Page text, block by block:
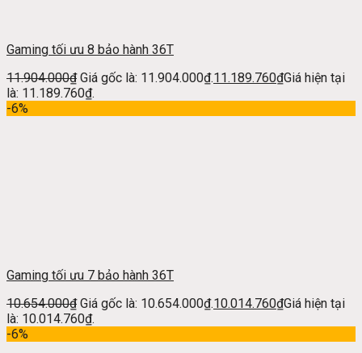
Gaming tối ưu 8 bảo hành 36T
11.904.000₫ Giá gốc là: 11.904.000₫.11.189.760₫Giá hiện tại
là: 11.189.760₫.
-6%
Gaming tối ưu 7 bảo hành 36T
10.654.000₫ Giá gốc là: 10.654.000₫.10.014.760₫Giá hiện tại
là: 10.014.760₫.
-6%